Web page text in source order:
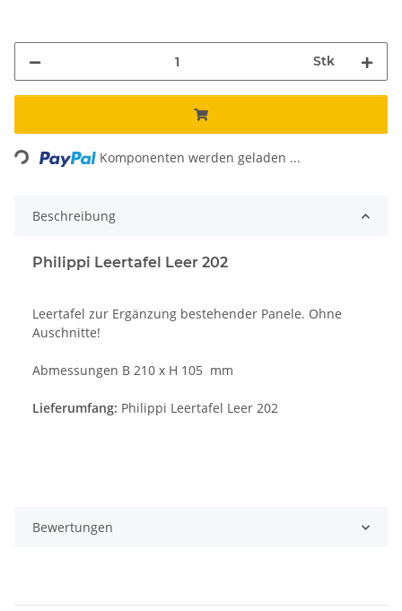
Stk
Loading... Komponenten werden geladen ...
Beschreibung
Philippi Leertafel Leer 202
Leertafel zur Ergänzung bestehender Panele. Ohne
Auschnitte!
Abmessungen B 210 x H 105 mm
Lieferumfang: Philippi Leertafel Leer 202
Bewertungen